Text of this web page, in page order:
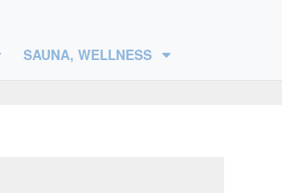
SAUNA, WELLNESS